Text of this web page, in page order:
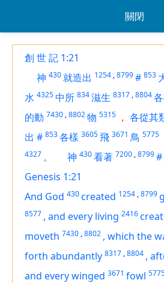
關閉
創 世 記 1:21
神 430就造出 1254 ,8799# 853
水 4325中所 834滋生 8317 ,8804
的動 7430 ,8802物 5315 ， 各從其
出 # 853各樣 3605飛 3671 鳥 5775
4327 。 神 430看著 7200 ,8799#
Genesis 1:21
And God 430created 1254 ,8799
8577 , and every living 2416
moveth 7430 ,8802 , which the
forth abundantly 8317 ,8804 ,
and every winged 3671 fowl